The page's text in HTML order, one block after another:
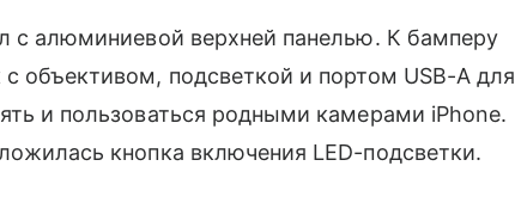
с алюминиевой верхней панелью. К бамперу
объективом, подсветкой и портом USB-A для
и пользоваться родными камерами iPhone.
кнопка включения LED-подсветки.